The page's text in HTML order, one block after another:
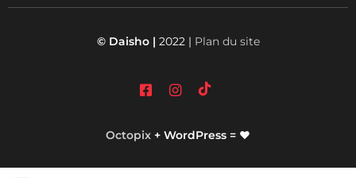
© Daisho | 2022 | Plan du site
Octopix + WordPress = ❤